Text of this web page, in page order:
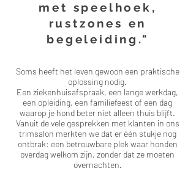
met speelhoek,
rustzones en
begeleiding."
Soms heeft het leven gewoon een praktische
oplossing nodig.
Een ziekenhuisafspraak, een lange werkdag,
een opleiding, een familiefeest of een dag
waarop je hond beter niet alleen thuis blijft.
Vanuit de vele gesprekken met klanten in ons
trimsalon merkten we dat er één stukje nog
ontbrak: een betrouwbare plek waar honden
overdag welkom zijn, zonder dat ze moeten
overnachten.